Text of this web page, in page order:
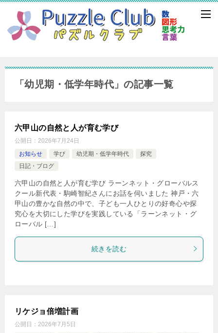
「幼児期・低学年時代」の記事一覧
六甲山の自然と人が育む学び
公開日： 2026年7月24日
お知らせ
学び 幼児期・低学年時代
探究
日記・ブログ
六甲山の自然と人が育む学び ラーンネット・グローバルス
クール新代表・駒崎智紀さんにお話を伺いました 神戸・六
甲山の豊かな自然の中で、子ども一人ひとりの好奇心や探
究心を大切にした学びを実践している「ラーンネット・グ
ローバル […]
続きを読む
リケジョ倍増計画
公開日： 2026年7月5日